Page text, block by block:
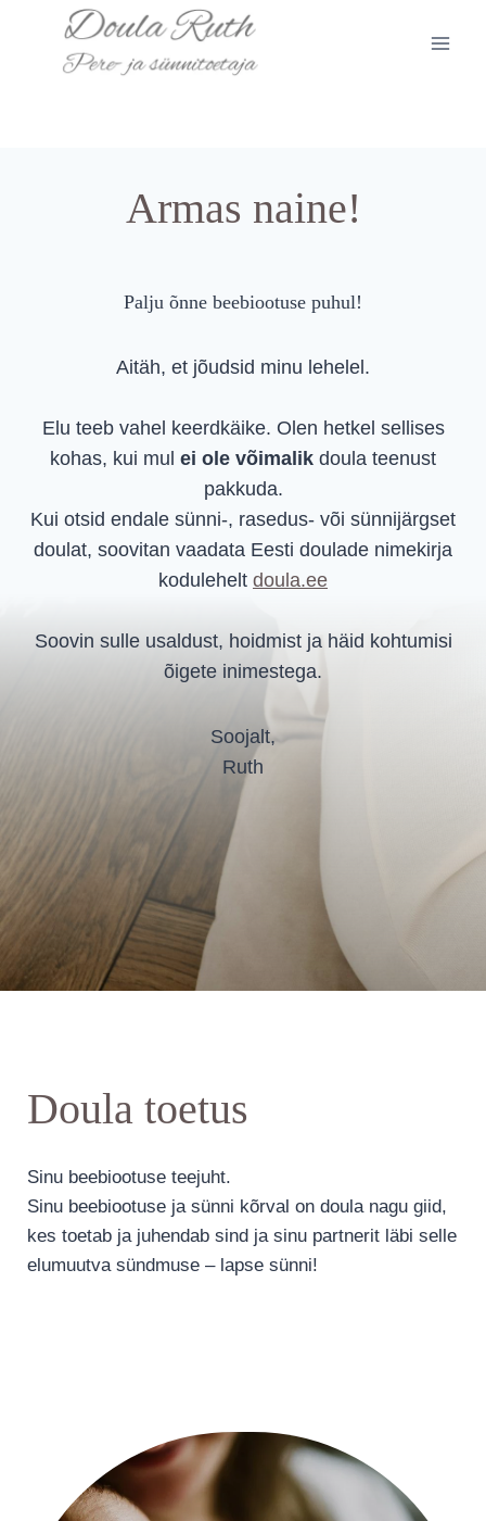
Armas naine!
Palju õnne beebiootuse puhul!
Aitäh, et jõudsid minu lehelel.
Elu teeb vahel keerdkäike. Olen hetkel sellises
kohas, kui mul ei ole võimalik doula teenust
pakkuda.
Kui otsid endale sünni-, rasedus- või sünnijärgset
doulat, soovitan vaadata Eesti doulade nimekirja
kodulehelt doula.ee
Soovin sulle usaldust, hoidmist ja häid kohtumisi
õigete inimestega.
Soojalt,
Ruth
Doula toetus
Sinu beebiootuse teejuht.
Sinu beebiootuse ja sünni kõrval on doula nagu giid,
kes toetab ja juhendab sind ja sinu partnerit läbi selle
elumuutva sündmuse – lapse sünni!